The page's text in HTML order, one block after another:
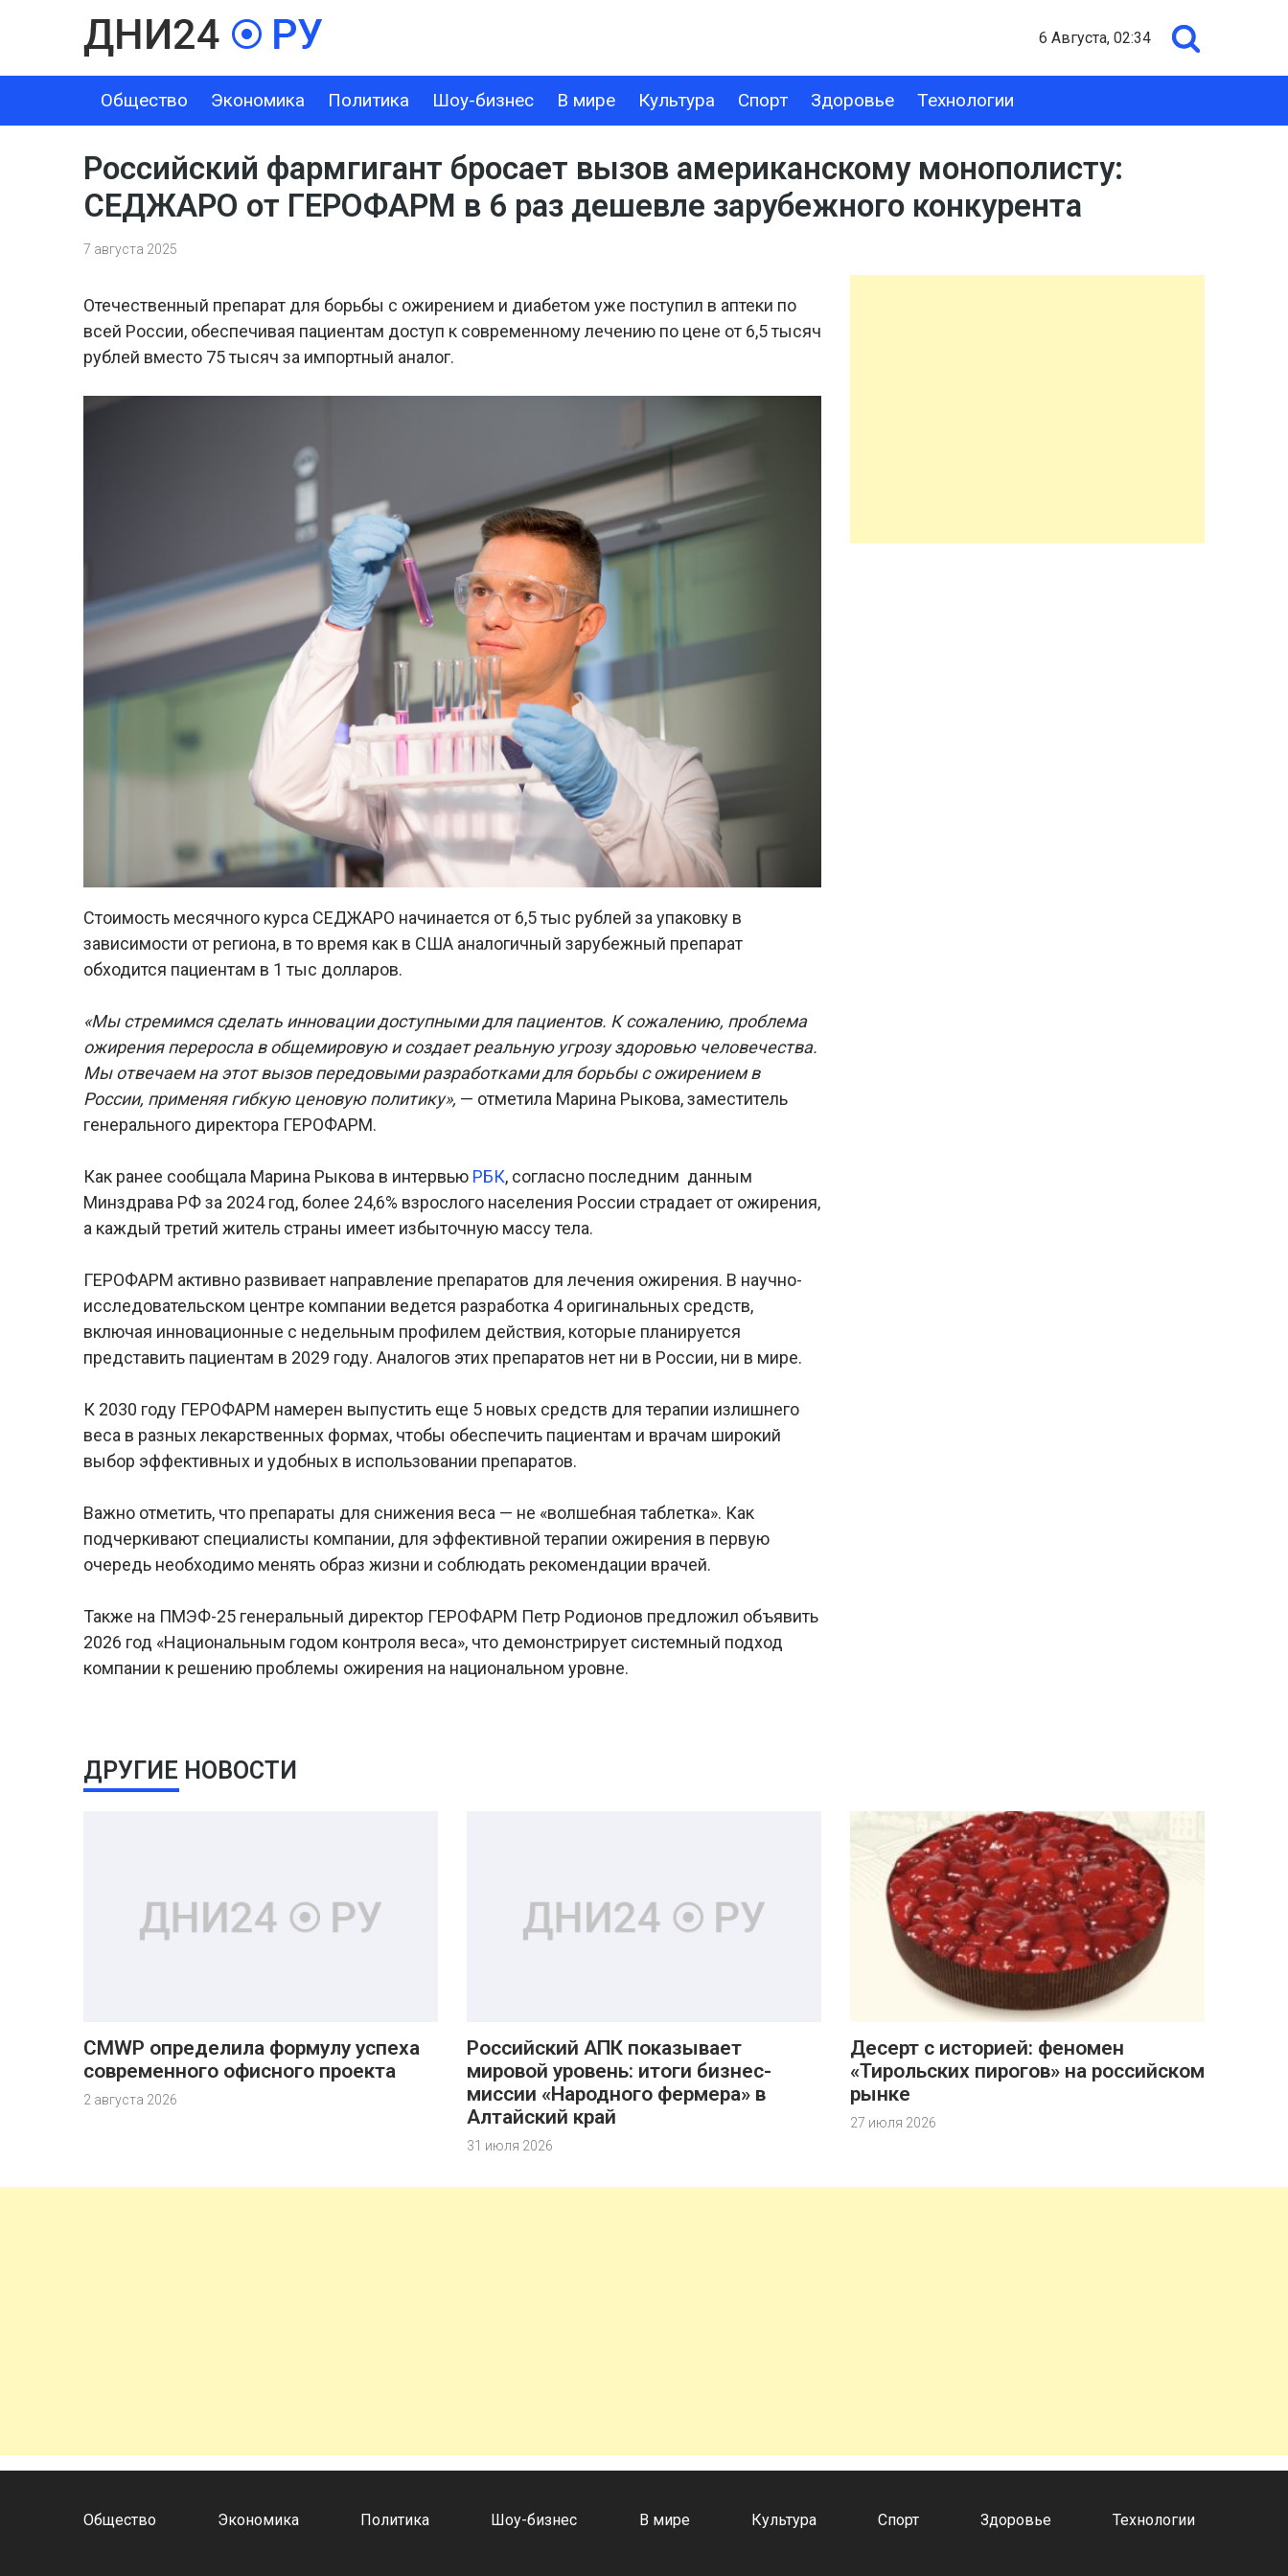
6 Августа, 02:34
Общество Экономика Политика Шоу-бизнес В мире Культура Спорт Здоровье Технологии
ЭКОНОМИКА ПОЛИТИКА ШОУ-БИЗНЕС В МИРЕ КУЛЬТУРА СПОРТ ЗДОРОВЬЕ ТЕХНОЛОГИИ
Российский фармгигант бросает вызов американскому монополисту:
СЕДЖАРО от ГЕРОФАРМ в 6 раз дешевле зарубежного конкурента
7 августа 2025
Отечественный препарат для борьбы с ожирением и диабетом уже поступил в аптеки по
всей России, обеспечивая пациентам доступ к современному лечению по цене от 6,5 тысяч
рублей вместо 75 тысяч за импортный аналог.
Стоимость месячного курса СЕДЖАРО начинается от 6,5 тыс рублей за упаковку в
зависимости от региона, в то время как в США аналогичный зарубежный препарат
обходится пациентам в 1 тыс долларов.
«Мы стремимся сделать инновации доступными для пациентов. К сожалению, проблема
ожирения переросла в общемировую и создает реальную угрозу здоровью человечества.
Мы отвечаем на этот вызов передовыми разработками для борьбы с ожирением в
России, применяя гибкую ценовую политику», — отметила Марина Рыкова, заместитель
генерального директора ГЕРОФАРМ.
Как ранее сообщала Марина Рыкова в интервью РБК, согласно последним данным
Минздрава РФ за 2024 год, более 24,6% взрослого населения России страдает от ожирения,
а каждый третий житель страны имеет избыточную массу тела.
ГЕРОФАРМ активно развивает направление препаратов для лечения ожирения. В научно-
исследовательском центре компании ведется разработка 4 оригинальных средств,
включая инновационные с недельным профилем действия, которые планируется
представить пациентам в 2029 году. Аналогов этих препаратов нет ни в России, ни в мире.
К 2030 году ГЕРОФАРМ намерен выпустить еще 5 новых средств для терапии излишнего
веса в разных лекарственных формах, чтобы обеспечить пациентам и врачам широкий
выбор эффективных и удобных в использовании препаратов.
Важно отметить, что препараты для снижения веса — не «волшебная таблетка». Как
подчеркивают специалисты компании, для эффективной терапии ожирения в первую
очередь необходимо менять образ жизни и соблюдать рекомендации врачей.
Также на ПМЭФ-25 генеральный директор ГЕРОФАРМ Петр Родионов предложил объявить
2026 год «Национальным годом контроля веса», что демонстрирует системный подход
компании к решению проблемы ожирения на национальном уровне.
ДРУГИЕ НОВОСТИ
CMWP определила формулу успеха
современного офисного проекта
2 августа 2026
Российский АПК показывает
мировой уровень: итоги бизнес-
миссии «Народного фермера» в
Алтайский край
31 июля 2026
Десерт с историей: феномен
«Тирольских пирогов» на российском
рынке
27 июля 2026
Общество Экономика Политика Шоу-бизнес В мире Культура Спорт Здоровье Технологии